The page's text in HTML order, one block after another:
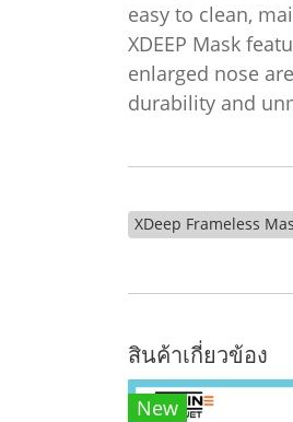
easy to clean,
XDEEP Mask
enlarged nose
durability and
XDeep Frameless
สินค้าเกี่ยวข้อง
New